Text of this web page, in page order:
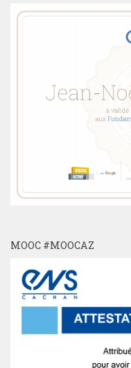
MOOC #MOOCAZ